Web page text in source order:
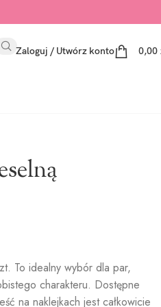
Zaloguj / Utwórz konto 0,00
To idealny wybór dla par,
charakteru. Dostępne
na naklejkach jest całkowicie